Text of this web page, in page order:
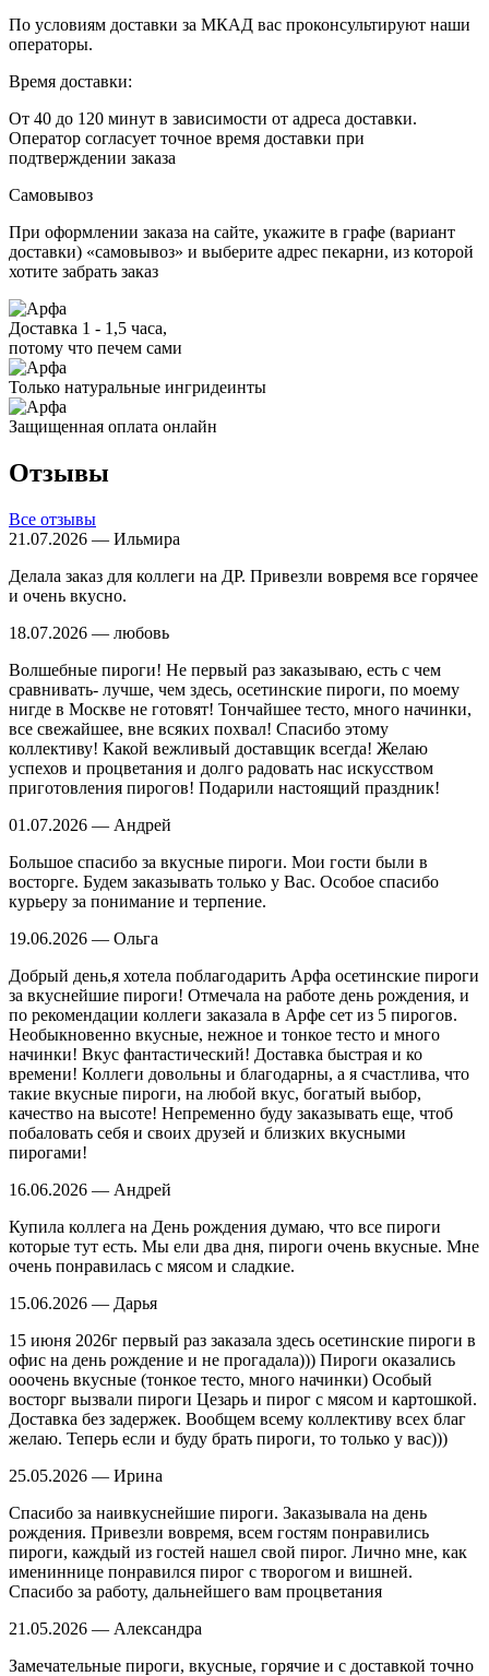
По условиям доставки за МКАД вас проконсультируют наши
операторы.
Время доставки:
От 40 до 120 минут в зависимости от адреса доставки.
Оператор согласует точное время доставки при
подтверждении заказа
Самовывоз
При оформлении заказа на сайте, укажите в графе (вариант
доставки) «самовывоз» и выберите адрес пекарни, из которой
хотите забрать заказ
Доставка 1 - 1,5 часа,
потому что печем сами
Только натуральные ингридеинты
Защищенная оплата онлайн
Отзывы
Все отзывы
21.07.2026 — Ильмира
Делала заказ для коллеги на ДР. Привезли вовремя все горячее
и очень вкусно.
18.07.2026 — любовь
Волшебные пироги! Не первый раз заказываю, есть с чем
сравнивать- лучше, чем здесь, осетинские пироги, по моему
нигде в Москве не готовят! Тончайшее тесто, много начинки,
все свежайшее, вне всяких похвал! Спасибо этому
коллективу! Какой вежливый доставщик всегда! Желаю
успехов и процветания и долго радовать нас искусством
приготовления пирогов! Подарили настоящий праздник!
01.07.2026 — Андрей
Большое спасибо за вкусные пироги. Мои гости были в
восторге. Будем заказывать только у Вас. Особое спасибо
курьеру за понимание и терпение.
19.06.2026 — Ольга
Добрый день,я хотела поблагодарить Арфа осетинские пироги
за вкуснейшие пироги! Отмечала на работе день рождения, и
по рекомендации коллеги заказала в Арфе сет из 5 пирогов.
Необыкновенно вкусные, нежное и тонкое тесто и много
начинки! Вкус фантастический! Доставка быстрая и ко
времени! Коллеги довольны и благодарны, а я счастлива, что
такие вкусные пироги, на любой вкус, богатый выбор,
качество на высоте! Непременно буду заказывать еще, чтоб
побаловать себя и своих друзей и близких вкусными
пирогами!
16.06.2026 — Андрей
Купила коллега на День рождения думаю, что все пироги
которые тут есть. Мы ели два дня, пироги очень вкусные. Мне
очень понравилась с мясом и сладкие.
15.06.2026 — Дарья
15 июня 2026г первый раз заказала здесь осетинские пироги в
офис на день рождение и не прогадала))) Пироги оказались
ооочень вкусные (тонкое тесто, много начинки) Особый
восторг вызвали пироги Цезарь и пирог с мясом и картошкой.
Доставка без задержек. Вообщем всему коллективу всех благ
желаю. Теперь если и буду брать пироги, то только у вас)))
25.05.2026 — Ирина
Спасибо за наивкуснейшие пироги. Заказывала на день
рождения. Привезли вовремя, всем гостям понравились
пироги, каждый из гостей нашел свой пирог. Лично мне, как
имениннице понравился пирог с творогом и вишней.
Спасибо за работу, дальнейшего вам процветания
21.05.2026 — Александра
Замечательные пироги, вкусные, горячие и с доставкой точно